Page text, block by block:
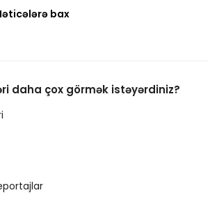
bax
daha çox görmək istəyərdiniz?